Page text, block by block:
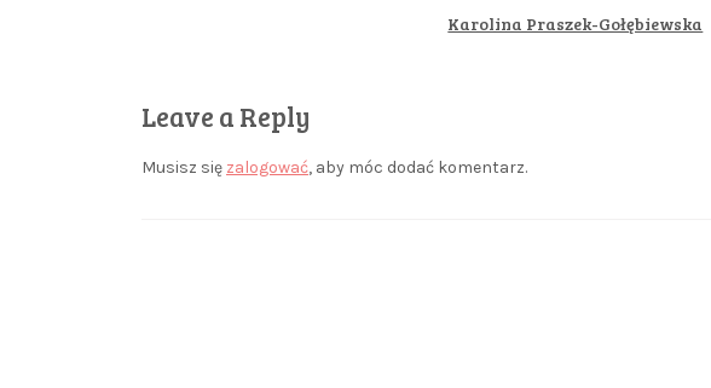
Karolina Praszek-Gołębiewska
Leave a Reply
Musisz się zalogować, aby móc dodać komentarz.